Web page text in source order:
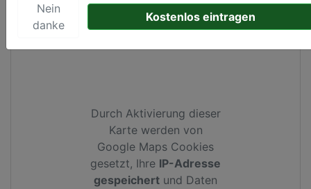
KartenansichtDam 2inAmsterdam
Durch Aktivierung dieser
Karte werden von
Google Maps Cookies
gesetzt, Ihre IP-Adresse
gespeichert und Daten
Nein
danke
Kostenlos eintragen